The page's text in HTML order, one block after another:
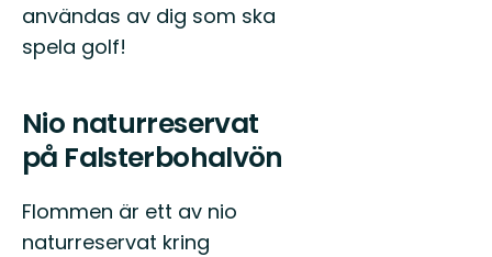
användas av dig som ska
spela golf!
Nio naturreservat
på Falsterbohalvön
Flommen är ett av nio
naturreservat kring